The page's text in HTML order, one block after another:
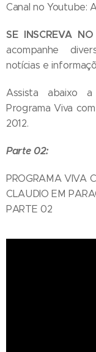
Canal no Youtube:
SE INSCREVA
acompanhe
notícias e
Assista abaixo
Programa Viva
2012.
Parte 02:
PROGRAMA VIVA
CLAUDIO EM
PARTE 02